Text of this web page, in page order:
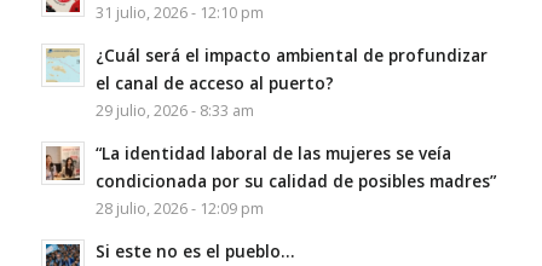
31 julio, 2026 - 12:10 pm
¿Cuál será el impacto ambiental de profundizar
el canal de acceso al puerto?
29 julio, 2026 - 8:33 am
“La identidad laboral de las mujeres se veía
condicionada por su calidad de posibles madres”
28 julio, 2026 - 12:09 pm
Si este no es el pueblo…